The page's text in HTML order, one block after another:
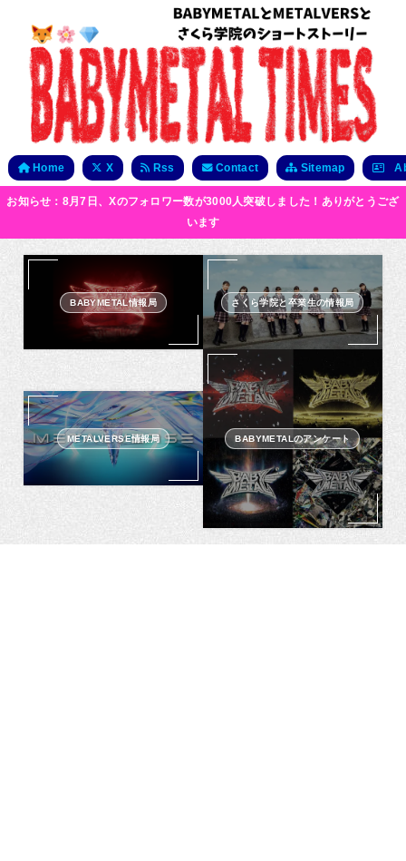
Home X Rss Contact Sitemap
お知らせ：8月7日、Xのフォロワー数が3000人突破しました！ありがとうござ
います
BABYMETAL情報局 さくら学院と卒業生の情報局
METALVERSE情報局 BABYMETALのアンケート